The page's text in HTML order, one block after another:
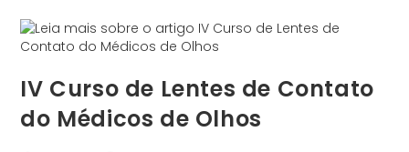
IV Curso de Lentes de Contato
do Médicos de Olhos